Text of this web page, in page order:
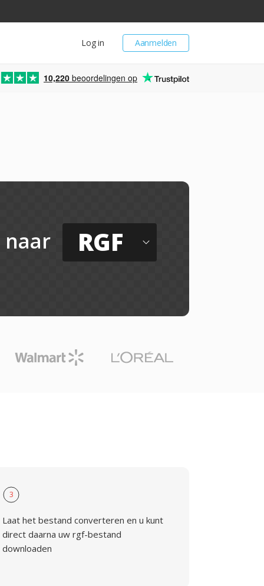
Aanmelden
Log in
10,220 beoordelingen op
naar RGF
3
Laat het bestand converteren en u kunt
direct daarna uw rgf-bestand
downloaden